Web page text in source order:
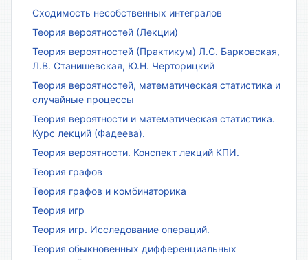
Сходимость несобственных интегралов
Теория вероятностей (Лекции)
Теория вероятностей (Практикум) Л.С. Барковская,
Л.В. Станишевская, Ю.Н. Черторицкий
Теория вероятностей, математическая статистика и
случайные процессы
Теория вероятности и математическая статистика.
Курс лекций (Фадеева).
Теория вероятности. Конспект лекций КПИ.
Теория графов
Теория графов и комбинаторика
Теория игр
Теория игр. Исследование операций.
Теория обыкновенных дифференциальных